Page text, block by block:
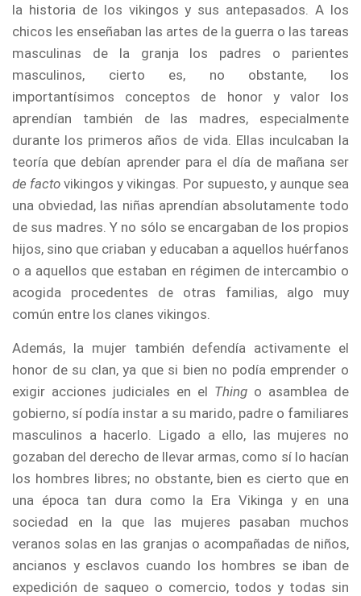
la historia de los vikingos y sus antepasados. A los
chicos les enseñaban las artes de la guerra o las tareas
masculinas de la granja los padres o parientes
masculinos, cierto es, no obstante, los
importantísimos conceptos de honor y valor los
aprendían también de las madres, especialmente
durante los primeros años de vida. Ellas inculcaban la
teoría que debían aprender para el día de mañana ser
de facto vikingos y vikingas. Por supuesto, y aunque sea
una obviedad, las niñas aprendían absolutamente todo
de sus madres. Y no sólo se encargaban de los propios
hijos, sino que criaban y educaban a aquellos huérfanos
o a aquellos que estaban en régimen de intercambio o
acogida procedentes de otras familias, algo muy
común entre los clanes vikingos.
Además, la mujer también defendía activamente el
honor de su clan, ya que si bien no podía emprender o
exigir acciones judiciales en el Thing o asamblea de
gobierno, sí podía instar a su marido, padre o familiares
masculinos a hacerlo. Ligado a ello, las mujeres no
gozaban del derecho de llevar armas, como sí lo hacían
los hombres libres; no obstante, bien es cierto que en
una época tan dura como la Era Vikinga y en una
sociedad en la que las mujeres pasaban muchos
veranos solas en las granjas o acompañadas de niños,
ancianos y esclavos cuando los hombres se iban de
expedición de saqueo o comercio, todos y todas sin